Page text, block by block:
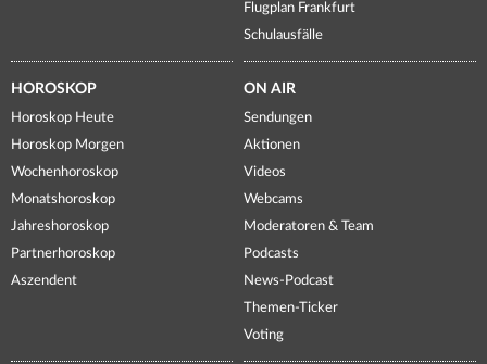
Flugplan Frankfurt
Schulausfälle
HOROSKOP
Horoskop Heute
Horoskop Morgen
Wochenhoroskop
Monatshoroskop
Jahreshoroskop
Partnerhoroskop
Aszendent
ON AIR
Sendungen
Aktionen
Videos
Webcams
Moderatoren & Team
Podcasts
News-Podcast
Themen-Ticker
Voting